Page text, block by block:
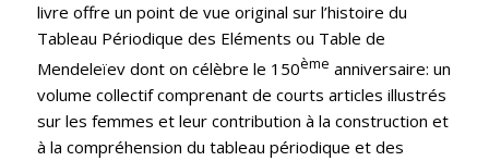
livre offre un point de vue original sur l’histoire du
Tableau Périodique des Eléments ou Table de
Mendeleïev dont on célèbre le 150ème anniversaire: un
volume collectif comprenant de courts articles illustrés
sur les femmes et leur contribution à la construction et
à la compréhension du tableau périodique et des